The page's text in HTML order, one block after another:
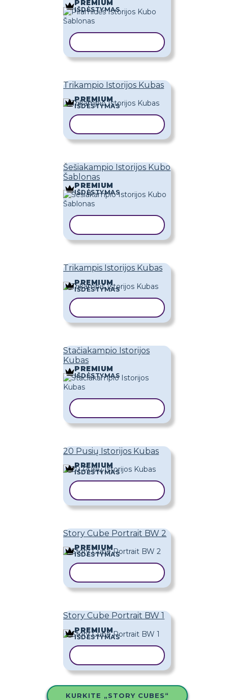
PREMIUM
IŠDĖSTYMAS
Trikampio Istorijos Kubas
PREMIUM
IŠDĖSTYMAS
Šešiakampio Istorijos Kubo
Šablonas
PREMIUM
IŠDĖSTYMAS
Trikampis Istorijos Kubas
PREMIUM
IŠDĖSTYMAS
Stačiakampio Istorijos
Kubas
PREMIUM
IŠDĖSTYMAS
20 Pusių Istorijos Kubas
PREMIUM
IŠDĖSTYMAS
Story Cube Portrait BW 2
PREMIUM
IŠDĖSTYMAS
Story Cube Portrait BW 1
PREMIUM
IŠDĖSTYMAS
KURKITE „STORY CUBES“